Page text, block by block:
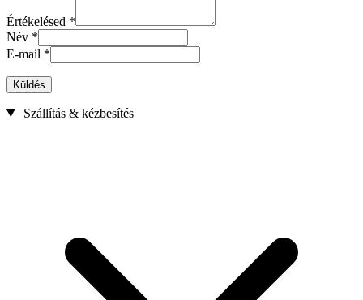
Értékelésed *
Név *
E-mail *
Küldés
Szállítás & kézbesítés